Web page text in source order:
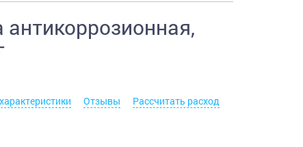
Отзывы
Рассчитать расход